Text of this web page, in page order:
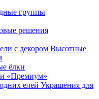
группы
решения
Высотные
ёлки
«Премиум»
Украшения для